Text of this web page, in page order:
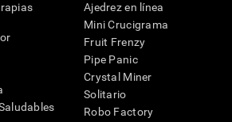
Ajedrez en línea
Mini Crucigrama
Fruit Frenzy
Pipe Panic
Crystal Miner
Solitario
Robo Factory